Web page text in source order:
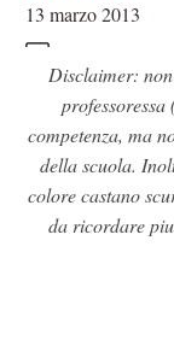
13 marzo 2013
Disclaimer:
competenza, ma
della scuola.
colore castano
da ricordare